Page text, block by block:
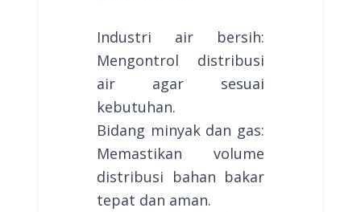
Industri air bersih:
Mengontrol distribusi
air agar sesuai
kebutuhan.
Bidang minyak dan gas:
Memastikan volume
distribusi bahan bakar
tepat dan aman.